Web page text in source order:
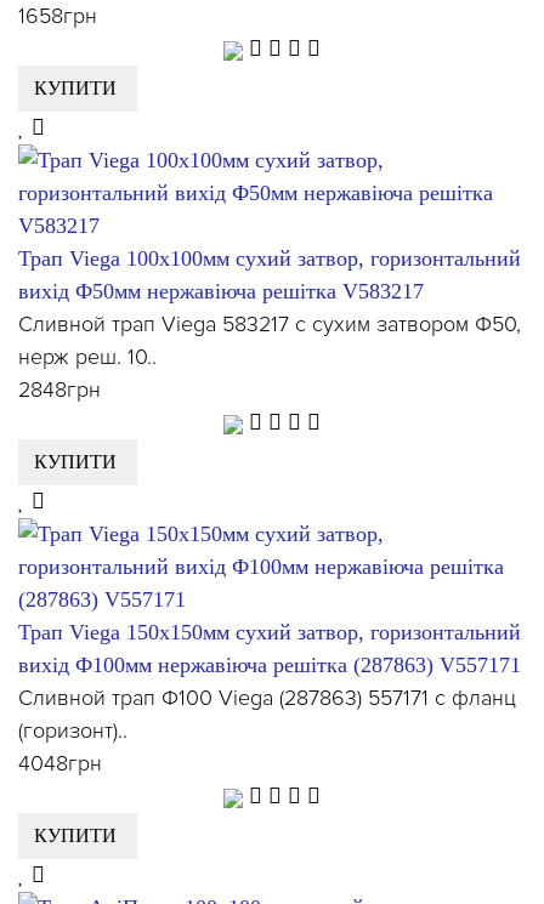
1658грн
КУПИТИ
Трап Viega 100x100мм сухий затвор, горизонтальний
вихід Ф50мм нержавіюча решітка V583217
Сливной трап Viega 583217 с сухим затвором Ф50,
нерж реш. 10..
2848грн
КУПИТИ
Трап Viega 150x150мм сухий затвор, горизонтальний
вихід Ф100мм нержавіюча решітка (287863) V557171
Сливной трап Ф100 Viega (287863) 557171 с фланц
(горизонт)..
4048грн
КУПИТИ